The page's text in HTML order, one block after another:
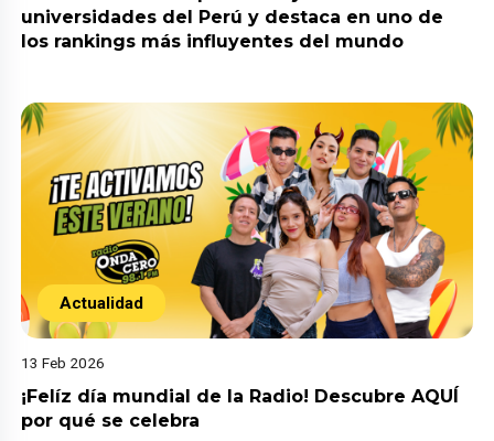
universidades del Perú y destaca en uno de
los rankings más influyentes del mundo
Actualidad
13 Feb 2026
¡Felíz día mundial de la Radio! Descubre AQUÍ
por qué se celebra